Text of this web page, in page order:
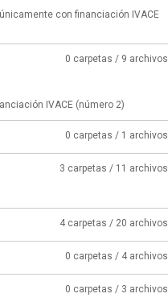
con financiación IVACE
0 carpetas / 9 archivos
IVACE (número 2)
0 carpetas / 1 archivos
3 carpetas / 11 archivos
4 carpetas / 20 archivos
0 carpetas / 4 archivos
0 carpetas / 3 archivos